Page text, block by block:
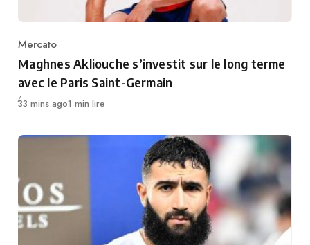
Category
Mercato
Maghnes Akliouche s’investit sur le long terme
avec le Paris Saint-Germain
Publié
33 mins ago1 min lire